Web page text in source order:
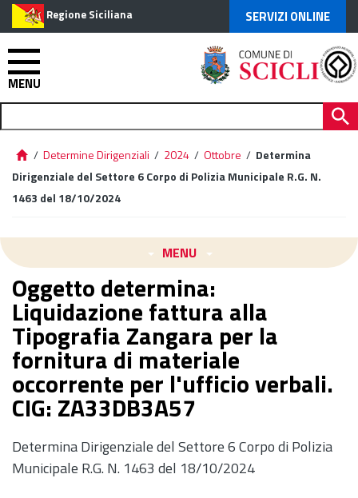
Regione Siciliana SERVIZI ONLINE
MENU
/ Determine Dirigenziali / 2024 / Ottobre / Determina
Dirigenziale del Settore 6 Corpo di Polizia Municipale R.G. N.
1463 del 18/10/2024
MENU
Oggetto determina:
Liquidazione fattura alla
Tipografia Zangara per la
fornitura di materiale
occorrente per l'ufficio verbali.
CIG: ZA33DB3A57
Determina Dirigenziale del Settore 6 Corpo di Polizia
Municipale R.G. N. 1463 del 18/10/2024